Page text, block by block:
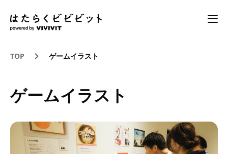
TOP ゲームイラスト
ゲームイラスト